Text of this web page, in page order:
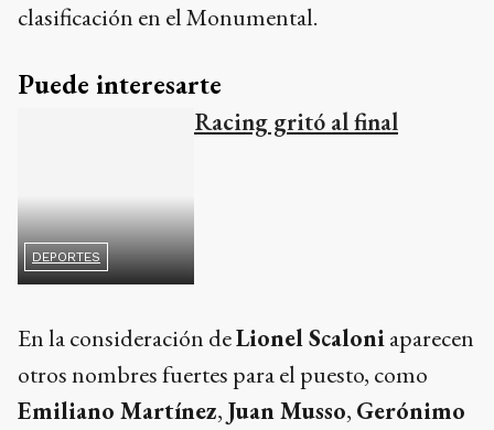
clasificación en el Monumental.
Puede interesarte
DEPORTES
Racing gritó al final
En la consideración deLionel Scaloniaparecen
otros nombres fuertes para el puesto, como
Emiliano Martínez, Juan Musso, Gerónimo